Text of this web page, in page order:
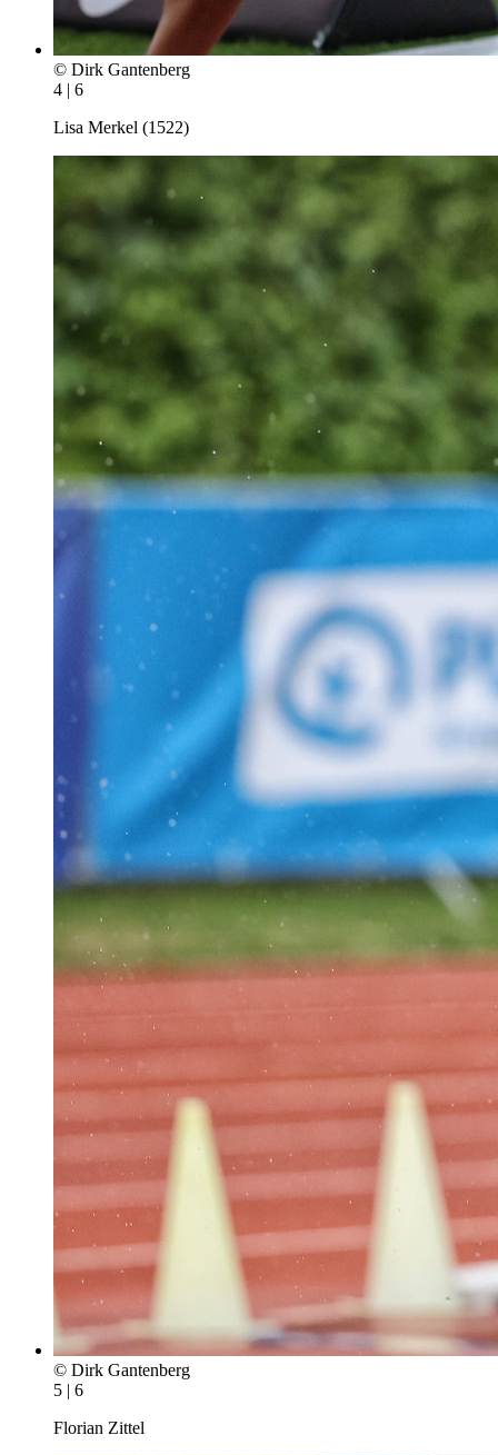
© Dirk Gantenberg
4 | 6
Lisa Merkel (1522)
© Dirk Gantenberg
5 | 6
Florian Zittel